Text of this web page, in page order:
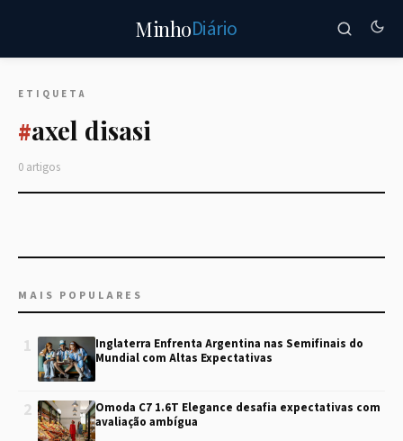
MinhoDiário
ETIQUETA
#axel disasi
0 artigos
MAIS POPULARES
1
Inglaterra Enfrenta Argentina nas Semifinais do
Mundial com Altas Expectativas
2
Omoda C7 1.6T Elegance desafia expectativas com
avaliação ambígua